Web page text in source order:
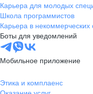
Карьера для молодых
Школа программистов
Карьера в некоммерческих
Боты для уведомлений
Мобильное приложение
Этика и комплаенс